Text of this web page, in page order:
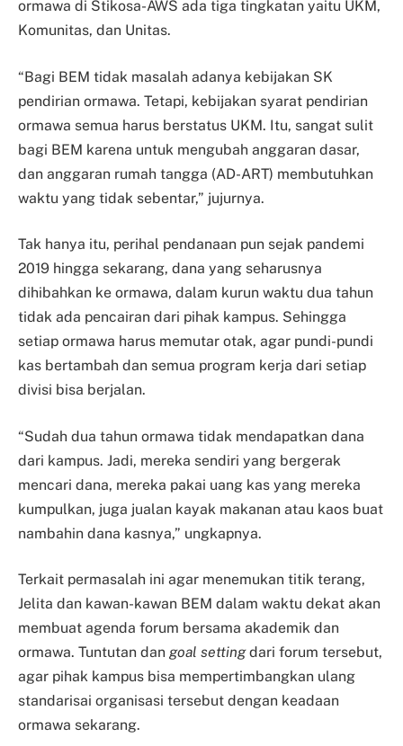
ormawa di Stikosa-AWS ada tiga tingkatan yaitu UKM,
Komunitas, dan Unitas.
“Bagi BEM tidak masalah adanya kebijakan SK
pendirian ormawa. Tetapi, kebijakan syarat pendirian
ormawa semua harus berstatus UKM. Itu, sangat sulit
bagi BEM karena untuk mengubah anggaran dasar,
dan anggaran rumah tangga (AD-ART) membutuhkan
waktu yang tidak sebentar,” jujurnya.
Tak hanya itu, perihal pendanaan pun sejak pandemi
2019 hingga sekarang, dana yang seharusnya
dihibahkan ke ormawa, dalam kurun waktu dua tahun
tidak ada pencairan dari pihak kampus. Sehingga
setiap ormawa harus memutar otak, agar pundi-pundi
kas bertambah dan semua program kerja dari setiap
divisi bisa berjalan.
“Sudah dua tahun ormawa tidak mendapatkan dana
dari kampus. Jadi, mereka sendiri yang bergerak
mencari dana, mereka pakai uang kas yang mereka
kumpulkan, juga jualan kayak makanan atau kaos buat
nambahin dana kasnya,” ungkapnya.
Terkait permasalah ini agar menemukan titik terang,
Jelita dan kawan-kawan BEM dalam waktu dekat akan
membuat agenda forum bersama akademik dan
ormawa. Tuntutan dan goal settingdari forum tersebut,
agar pihak kampus bisa mempertimbangkan ulang
standarisai organisasi tersebut dengan keadaan
ormawa sekarang.